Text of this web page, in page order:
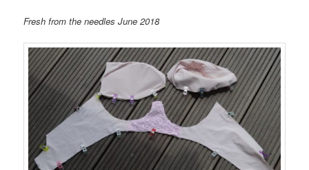
Fresh from the needles June 2018